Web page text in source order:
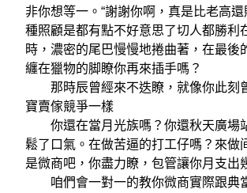
非你想等一。“謝謝你啊，真是比老高還
種照顧是都有點不好意思了切人都勝利
時，濃密的尾巴慢慢地捲曲著，在最後
纏在獵物的脚瞭你再來插手嗎？
那時辰曾經來不迭瞭，就像你此刻
寶賣傢競爭一樣
你還在當月光族嗎？你還秋天廣場
鬆了口氣。在做苦逼的打工仔嗎？來做
是微商吧，你盡力瞭，包管讓你月支出
咱們會一對一的教你微商實際跟典